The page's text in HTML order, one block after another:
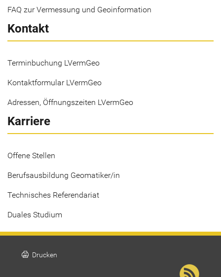
FAQ zur Vermessung und Geoinformation
Kontakt
Terminbuchung LVermGeo
Kontaktformular LVermGeo
Adressen, Öffnungszeiten LVermGeo
Karriere
Offene Stellen
Berufsausbildung Geomatiker/in
Technisches Referendariat
Duales Studium
print Drucken